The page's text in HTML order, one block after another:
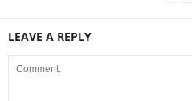
LEAVE A REPLY